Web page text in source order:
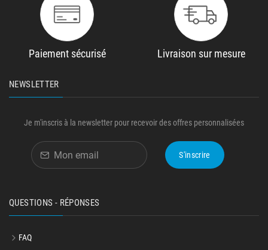
Paiement sécurisé Livraison sur mesure
NEWSLETTER
Je m'inscris à la newsletter pour recevoir des offres personnalisées
S'inscrire
QUESTIONS - RÉPONSES
FAQ